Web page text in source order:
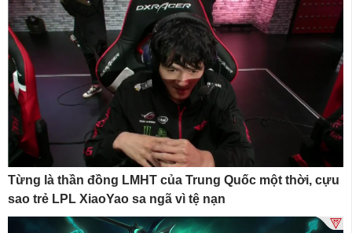
Từng là thần đồng LMHT của Trung Quốc một thời, cựu
sao trẻ LPL XiaoYao sa ngã vì tệ nạn